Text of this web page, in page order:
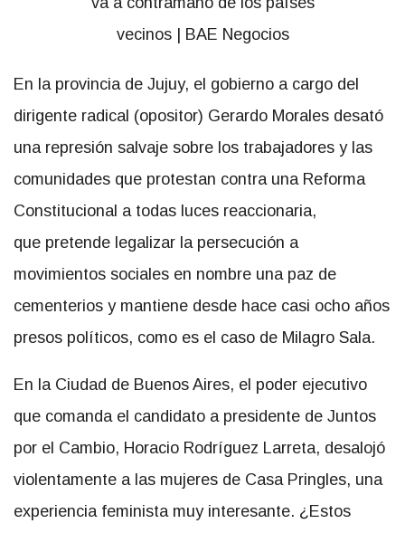
En la provincia de Jujuy, el gobierno a cargo del
dirigente radical (opositor) Gerardo Morales desató
una represión salvaje sobre los trabajadores y las
comunidades que protestan contra una Reforma
Constitucional a todas luces reaccionaria,
que pretende legalizar la persecución a
movimientos sociales en nombre una paz de
cementerios y mantiene desde hace casi ocho años
presos políticos, como es el caso de Milagro Sala.
En la Ciudad de Buenos Aires, el poder ejecutivo
que comanda el candidato a presidente de Juntos
por el Cambio, Horacio Rodríguez Larreta, desalojó
violentamente a las mujeres de Casa Pringles, una
experiencia feminista muy interesante. ¿Estos